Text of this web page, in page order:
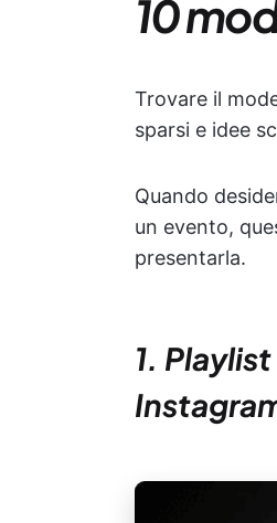
10
Trovare il
sparsi e idee
Quando
un evento,
presentarla.
1.